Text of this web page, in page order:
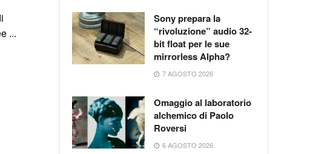
...
Sony prepara la
“rivoluzione” audio 32-
bit float per le sue
mirrorless Alpha?
7 AGOSTO 2026
Omaggio al laboratorio
alchemico di Paolo
Roversi
6 AGOSTO 2026